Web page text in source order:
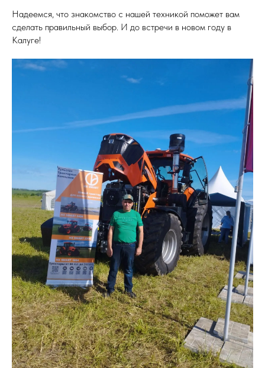
Надеемся, что знакомство с нашей техникой поможет вам
сделать правильный выбор. И до встречи в новом году в
Калуге!